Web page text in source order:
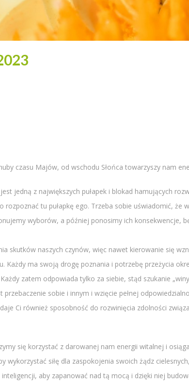
czasu Majów, od wschodu Słońca towarzyszy nam
jedną z największych pułapek i blokad hamujących
rozpoznać tu pułapkę ego. Trzeba sobie uświadomić,
wyborów, a później ponosimy ich konsekwencje,
skutków naszych czynów, więc nawet kierowanie się
Każdy ma swoją drogę poznania i potrzebę przeżycia
zatem odpowiada tylko za siebie, stąd szukanie
sobie i innym i wzięcie pełnej
Ci również sposobność do rozwinięcia zdolności
się korzystać z darowanej nam energii witalnej i
wykorzystać siłę dla zaspokojenia swoich żądz
aby zapanować nad tą mocą i dzięki niej